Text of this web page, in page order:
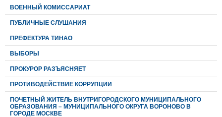
ВОЕННЫЙ КОМИССАРИАТ
ПУБЛИЧНЫЕ СЛУШАНИЯ
ПРЕФЕКТУРА ТИНАО
ВЫБОРЫ
ПРОКУРОР РАЗЪЯСНЯЕТ
ПРОТИВОДЕЙСТВИЕ КОРРУПЦИИ
ПОЧЕТНЫЙ ЖИТЕЛЬ ВНУТРИГОРОДСКОГО МУНИЦИПАЛЬНОГО
ОБРАЗОВАНИЯ – МУНИЦИПАЛЬНОГО ОКРУГА ВОРОНОВО В
ГОРОДЕ МОСКВЕ